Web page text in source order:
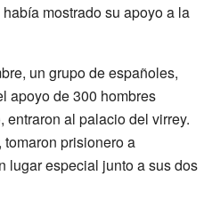
mostrado su apoyo a la
un grupo de españoles,
apoyo de 300 hombres
entraron al palacio del virrey.
prisionero a
lugar especial junto a sus dos